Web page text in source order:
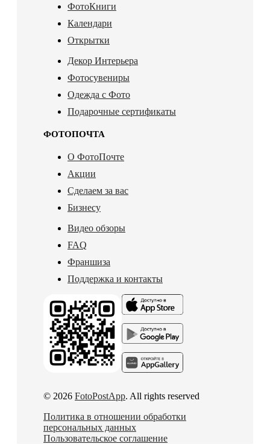
ФотоКниги
Календари
Открытки
Декор Интерьера
Фотосувениры
Одежда с Фото
Подарочные сертификаты
ФОТОПОЧТА
О ФотоПочте
Акции
Сделаем за вас
Бизнесу
Видео обзоры
FAQ
Франшиза
Поддержка и контакты
© 2026 FotoPostApp. All rights reserved
Политика в отношении обработки
персональных данных
Пользовательское соглашение